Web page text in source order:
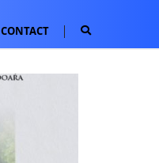
CONTACT